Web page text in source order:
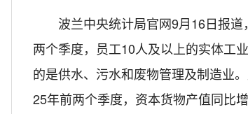
波兰中央统计局官网9月16日报
两个季度，员工10人及以上的实体工
的是供水、污水和废物管理及制造业
25年前两个季度，资本货物产值同比